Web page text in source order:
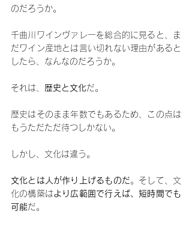
のだろうか。
千曲川ワインヴァレーを総合的に見ると、ま
だワイン産地とは言い切れない理由があると
したら、なんなのだろうか。
それは、 歴史と文化だ。
歴史はそのまま年数でもあるため、この点は
もうただただ待つしかない。
しかし、文化は違う。
文化とは人が作り上げるものだ。そして、文
化の構築はより広範囲で行えば、短時間でも
可能だ。